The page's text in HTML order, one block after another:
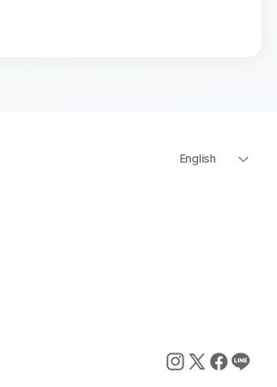
Instagram
X
LINE
English